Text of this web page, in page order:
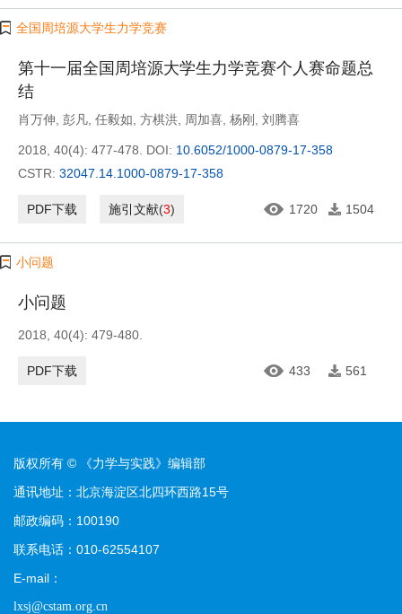
全国周培源大学生力学竞赛
第十一届全国周培源大学生力学竞赛个人赛命题总
结
肖万伸 彭凡 任毅如 方棋洪 周加喜 杨刚 刘腾喜
2018, 40(4): 477-478. DOI: 10.6052/1000-0879-17-358
CSTR: 32047.14.1000-0879-17-358
PDF下载 施引文献(3) 1720 1504
小问题
小问题
2018, 40(4): 479-480.
PDF下载 433 561
版权所有 © 《力学与实践》编辑部
通讯地址：北京海淀区北四环西路15号
邮政编码：100190
联系电话：010-62554107
E-mail：
lxsj@cstam.org.cn